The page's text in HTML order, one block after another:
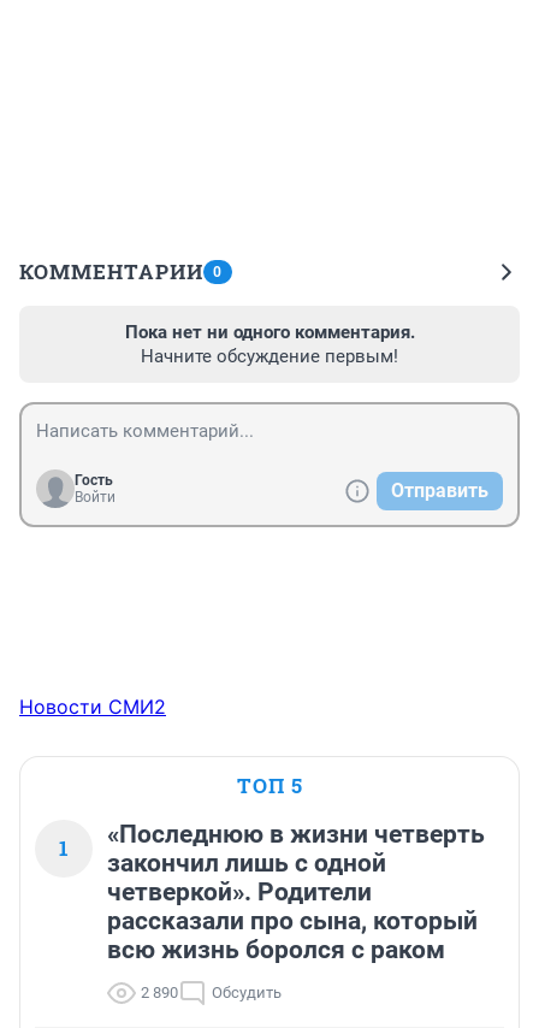
КОММЕНТАРИИ 0
Пока нет ни одного комментария.
Начните обсуждение первым!
Гость
Войти
Отправить
Новости СМИ2
ТОП 5
1
«Последнюю в жизни четверть
закончил лишь с одной
четверкой». Родители
рассказали про сына, который
всю жизнь боролся с раком
2 890 Обсудить